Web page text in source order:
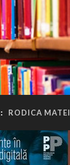
RODICA MATEI